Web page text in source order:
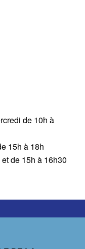
de 10h à
15h à 18h
de 15h à 16h30